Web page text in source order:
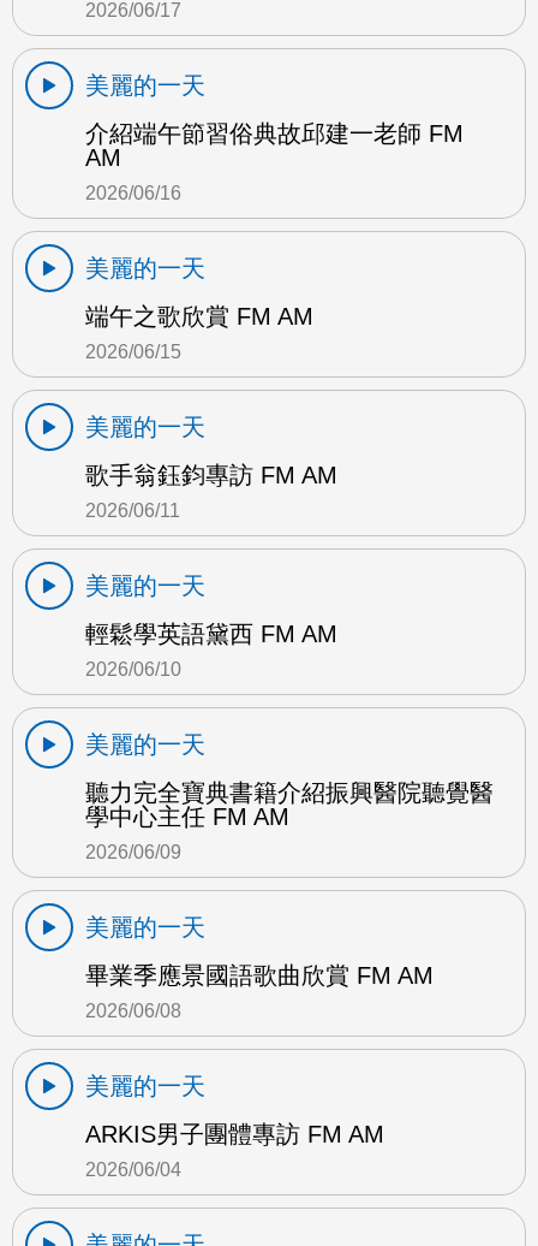
2026/06/17
美麗的一天
介紹端午節習俗典故邱建一老師 FM
AM
2026/06/16
美麗的一天
端午之歌欣賞 FM AM
2026/06/15
美麗的一天
歌手翁鈺鈞專訪 FM AM
2026/06/11
美麗的一天
輕鬆學英語黛西 FM AM
2026/06/10
美麗的一天
聽力完全寶典書籍介紹振興醫院聽覺醫
學中心主任 FM AM
2026/06/09
美麗的一天
畢業季應景國語歌曲欣賞 FM AM
2026/06/08
美麗的一天
ARKIS男子團體專訪 FM AM
2026/06/04